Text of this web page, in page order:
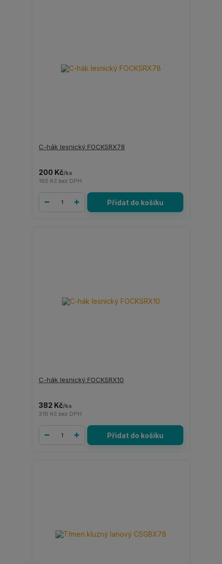
C-hák lesnický FOCKSRX78
200 Kč/ks
165 Kč bez DPH
Přidat do košíku
C-hák lesnický FOCKSRX10
382 Kč/ks
316 Kč bez DPH
Přidat do košíku